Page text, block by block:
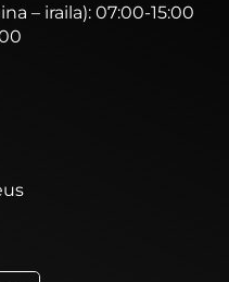
– iraila): 07:00-15:00